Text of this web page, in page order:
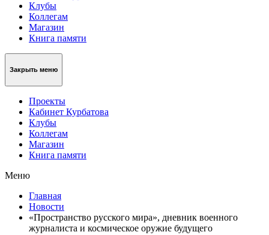
Клубы
Коллегам
Магазин
Книга памяти
Закрыть меню
Проекты
Кабинет Курбатова
Клубы
Коллегам
Магазин
Книга памяти
Меню
Главная
Новости
«Пространство русского мира», дневник военного
журналиста и космическое оружие будущего